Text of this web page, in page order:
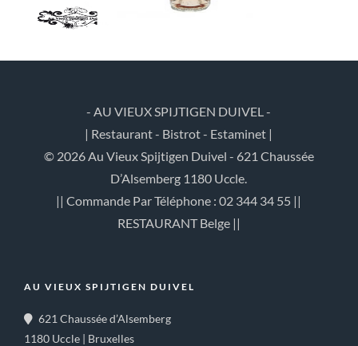
- AU VIEUX SPIJTIGEN DUIVEL -
| Restaurant - Bistrot - Estaminet |
© 2026 Au Vieux Spijtigen Duivel - 621 Chaussée
D’Alsemberg 1180 Uccle.
|| Commande Par Téléphone : 02 344 34 55 ||
RESTAURANT Belge ||
AU VIEUX SPIJTIGEN DUIVEL
621 Chaussée d’Alsemberg
1180 Uccle | Bruxelles